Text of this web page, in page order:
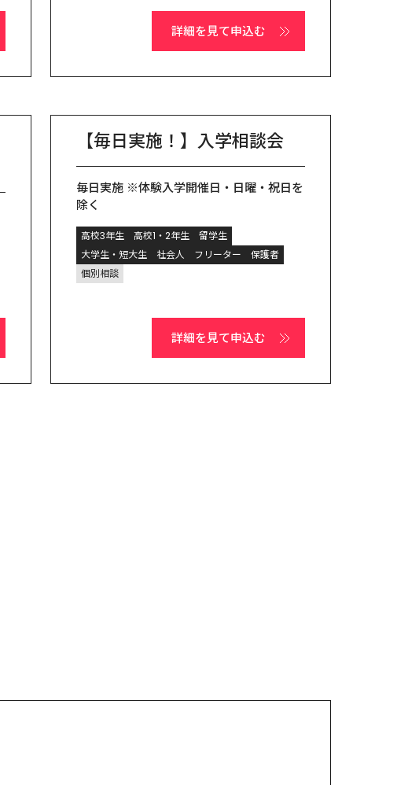
詳細を見て申込む
【毎日実施！】入学相談会
毎日実施 ※体験入学開催日・日曜・祝日を
除く
高校3年生 高校1・2年生
留学生
大学生・短大生
社会人 フリーター
保護者
個別相談
詳細を見て申込む